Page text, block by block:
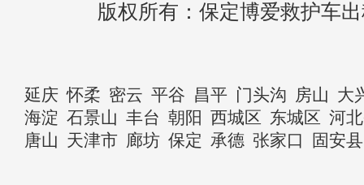
版权所有：保定博爱救护车
延庆 怀柔 密云 平谷 昌平 门头沟 房山 大
海淀 石景山 丰台 朝阳 西城区 东城区 河
唐山 天津市 廊坊 保定 承德 张家口 固安县